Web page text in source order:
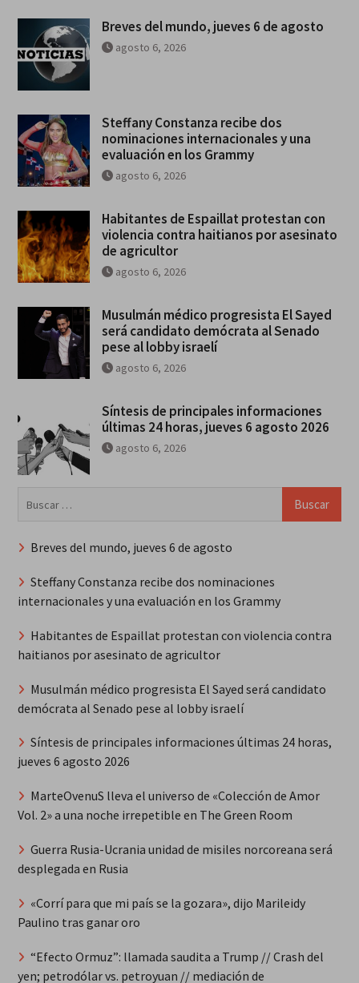
Breves del mundo, jueves 6 de agosto
agosto 6, 2026
Steffany Constanza recibe dos
nominaciones internacionales y una
evaluación en los Grammy
agosto 6, 2026
Habitantes de Espaillat protestan con
violencia contra haitianos por asesinato
de agricultor
agosto 6, 2026
Musulmán médico progresista El Sayed
será candidato demócrata al Senado
pese al lobby israelí
agosto 6, 2026
Síntesis de principales informaciones
últimas 24 horas, jueves 6 agosto 2026
agosto 6, 2026
Breves del mundo, jueves 6 de agosto
Steffany Constanza recibe dos nominaciones
internacionales y una evaluación en los Grammy
Habitantes de Espaillat protestan con violencia contra
haitianos por asesinato de agricultor
Musulmán médico progresista El Sayed será candidato
demócrata al Senado pese al lobby israelí
Síntesis de principales informaciones últimas 24 horas,
jueves 6 agosto 2026
MarteOvenuS lleva el universo de «Colección de Amor
Vol. 2» a una noche irrepetible en The Green Room
Guerra Rusia-Ucrania unidad de misiles norcoreana será
desplegada en Rusia
«Corrí para que mi país se la gozara», dijo Marileidy
Paulino tras ganar oro
“Efecto Ormuz”: llamada saudita a Trump // Crash del
yen; petrodólar vs. petroyuan // mediación de